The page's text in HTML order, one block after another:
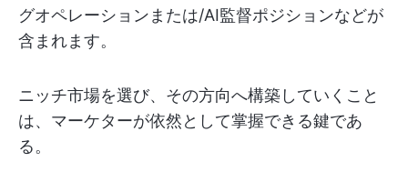
グオペレーションまたは/AI監督ポジションなどが
含まれます。
ニッチ市場を選び、その方向へ構築していくこと
は、マーケターが依然として掌握できる鍵であ
る。